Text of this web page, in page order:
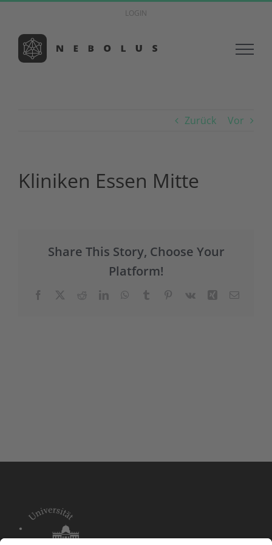
springen
LOGIN
Zurück Vor
Kliniken Essen Mitte
Share This Story, Choose Your
Platform!
Facebook RedditLinkedInWhatsApp
Tumblr Pinterest
Vk Xing E-